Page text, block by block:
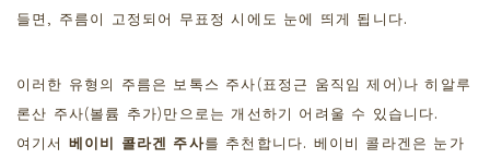
들면, 주름이 고정되어 무표정 시에도 눈에 띄게 됩니다.
이러한 유형의 주름은 보톡스 주사(표정근 움직임 제어)나 히알루
론산 주사(볼륨 추가)만으로는 개선하기 어려울 수 있습니다.
여기서 베이비 콜라겐 주사를 추천합니다. 베이비 콜라겐은 눈가